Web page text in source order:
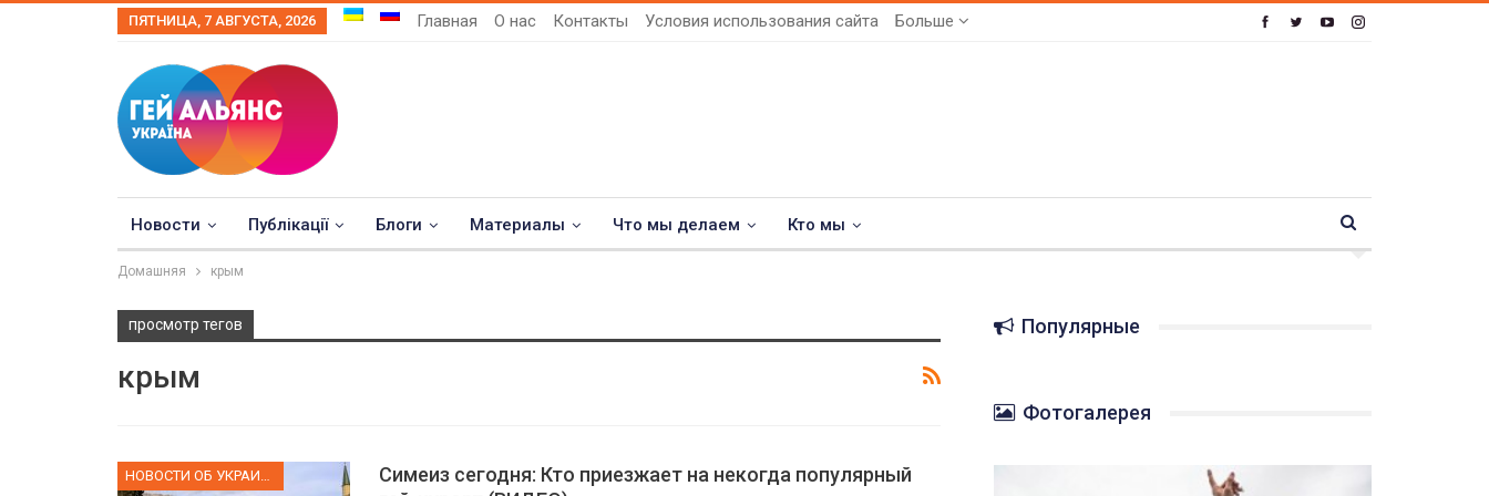
ПЯТНИЦА, 7 АВГУСТА, 2026 Главная О нас Контакты Условия использования сайта Больше
Новости Публікації Блоги Материалы Что мы делаем Кто мы
Домашняя крым
просмотр тегов
крым
Симеиз сегодня: Кто приезжает на некогда популярный
Популярные
Фотогалерея